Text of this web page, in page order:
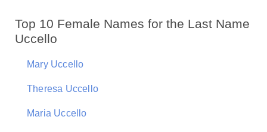
Top 10 Female Names for the Last Name
Uccello
Mary Uccello
Theresa Uccello
Maria Uccello